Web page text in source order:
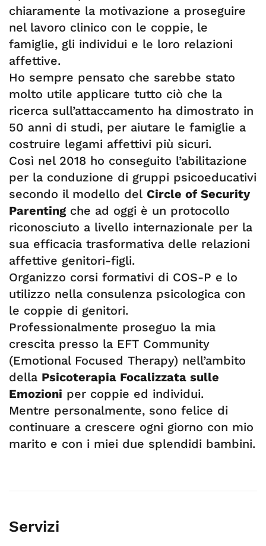
chiaramente la motivazione a proseguire
nel lavoro clinico con le coppie, le
famiglie, gli individui e le loro relazioni
affettive.
Ho sempre pensato che sarebbe stato
molto utile applicare tutto ciò che la
ricerca sull’attaccamento ha dimostrato in
50 anni di studi, per aiutare le famiglie a
costruire legami affettivi più sicuri.
Così nel 2018 ho conseguito l’abilitazione
per la conduzione di gruppi psicoeducativi
secondo il modello del Circle of Security
Parenting che ad oggi è un protocollo
riconosciuto a livello internazionale per la
sua efficacia trasformativa delle relazioni
affettive genitori-figli.
Organizzo corsi formativi di COS-P e lo
utilizzo nella consulenza psicologica con
le coppie di genitori.
Professionalmente proseguo la mia
crescita presso la EFT Community
(Emotional Focused Therapy) nell’ambito
della Psicoterapia Focalizzata sulle
Emozioni per coppie ed individui.
Mentre personalmente, sono felice di
continuare a crescere ogni giorno con mio
marito e con i miei due splendidi bambini.
Servizi